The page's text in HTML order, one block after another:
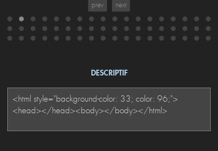
prev next
DESCRIPTIF